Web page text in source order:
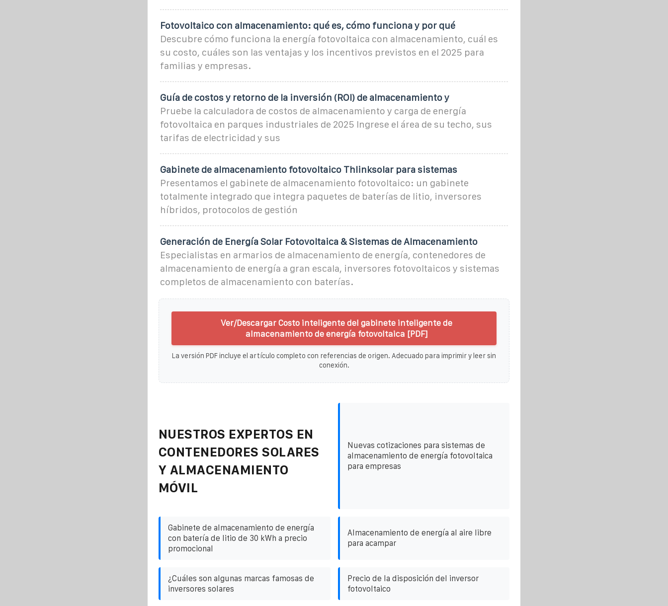
Fotovoltaico con almacenamiento: qué es, cómo funciona y por qué
Descubre cómo funciona la energía fotovoltaica con almacenamiento, cuál es
su costo, cuáles son las ventajas y los incentivos previstos en el 2025 para
familias y empresas.
Guía de costos y retorno de la inversión (ROI) de almacenamiento y
Pruebe la calculadora de costos de almacenamiento y carga de energía
fotovoltaica en parques industriales de 2025 Ingrese el área de su techo, sus
tarifas de electricidad y sus
Gabinete de almacenamiento fotovoltaico Thlinksolar para sistemas
Presentamos el gabinete de almacenamiento fotovoltaico: un gabinete
totalmente integrado que integra paquetes de baterías de litio, inversores
híbridos, protocolos de gestión
Generación de Energía Solar Fotovoltaica & Sistemas de Almacenamiento
Especialistas en armarios de almacenamiento de energía, contenedores de
almacenamiento de energía a gran escala, inversores fotovoltaicos y sistemas
completos de almacenamiento con baterías.
Ver/Descargar Costo inteligente del gabinete inteligente de
almacenamiento de energía fotovoltaica [PDF]
La versión PDF incluye el artículo completo con referencias de origen. Adecuado para imprimir y leer sin
conexión.
NUESTROS EXPERTOS EN
CONTENEDORES SOLARES
Y ALMACENAMIENTO
MÓVIL
Nuevas cotizaciones para sistemas de
almacenamiento de energía fotovoltaica
para empresas
Gabinete de almacenamiento de energía
con batería de litio de 30 kWh a precio
promocional
Almacenamiento de energía al aire libre
para acampar
¿Cuáles son algunas marcas famosas de
inversores solares
Precio de la disposición del inversor
fotovoltaico